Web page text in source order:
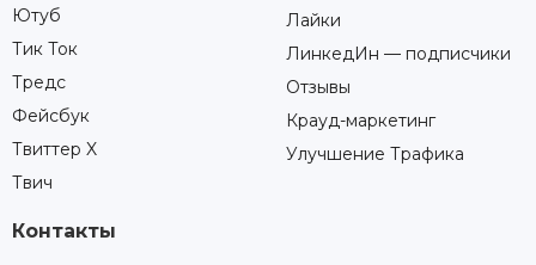
Ютуб
Тик Ток
Тредс
Фейсбук
Твиттер X
Твич
Лайки
ЛинкедИн — подписчики
Отзывы
Крауд-маркетинг
Улучшение Трафика
Контакты